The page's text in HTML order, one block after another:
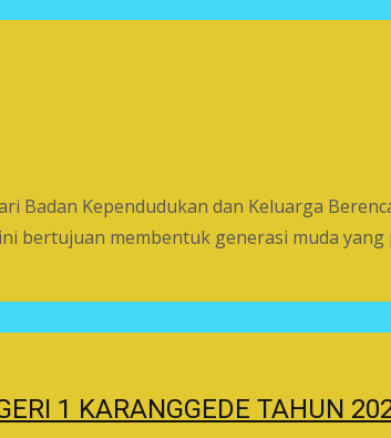
Badan Kependudukan dan Keluarga
bertujuan membentuk generasi muda yang
1 KARANGGEDE TAHUN